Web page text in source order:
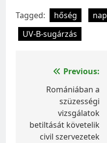
Tagged: hőség nap
UV-B-sugárzás
Bejegyzés
navigáció
Previous:
Romániában a
szüzességi
vizsgálatok
betiltását követelik
civil szervezetek